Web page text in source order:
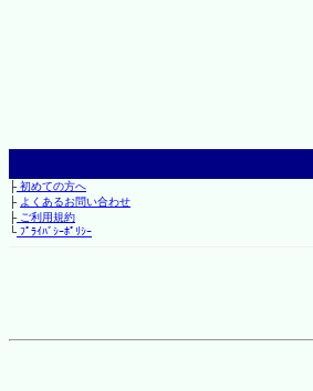
├初めての方へ
├ よくあるお問い合わせ
├ご利用規約
└ﾌﾟﾗｲﾊﾞｼｰﾎﾟﾘｼｰ